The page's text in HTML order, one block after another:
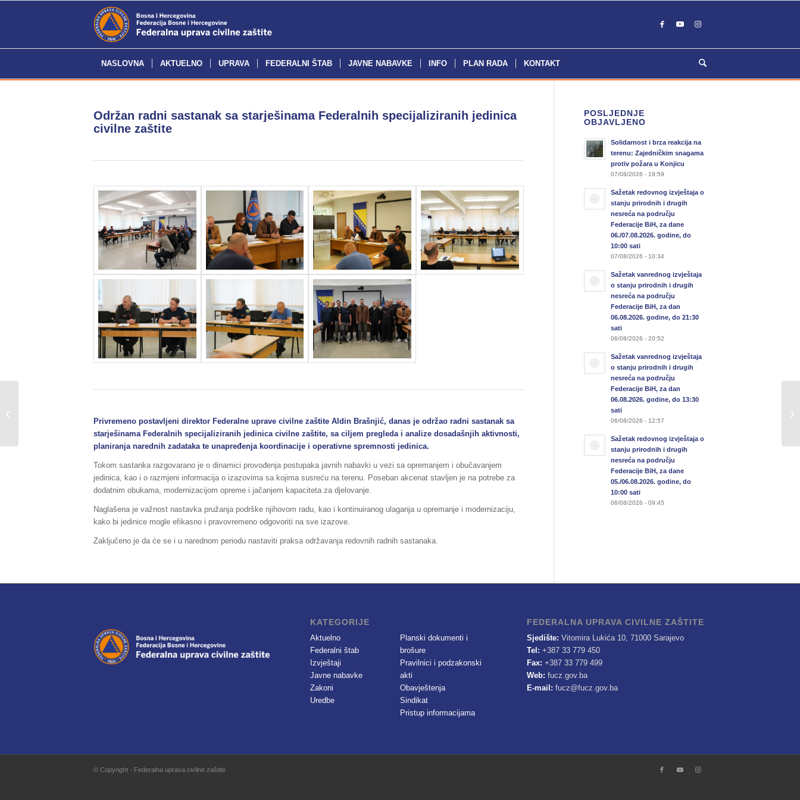
NASLOVNA AKTUELNO UPRAVA FEDERALNI ŠTAB JAVNE NABAVKE INFO PLAN RADA KONTAKT
Održan radni sastanak sa starješinama Federalnih specijaliziranih jedinica
civilne zaštite
Privremeno postavljeni direktor Federalne uprave civilne zaštite Aldin Brašnjić, danas je održao radni sastanak sa
starješinama Federalnih specijaliziranih jedinica civilne zaštite, sa ciljem pregleda i analize dosadašnjih aktivnosti,
planiranja narednih zadataka te unapređenja koordinacije i operativne spremnosti jedinica.
Tokom sastanka razgovarano je o dinamici provođenja postupaka javnih nabavki u vezi sa opremanjem i obučavanjem
jedinica, kao i o razmjeni informacija o izazovima sa kojima susreću na terenu. Poseban akcenat stavljen je na potrebe za
dodatnim obukama, modernizacijom opreme i jačanjem kapaciteta za djelovanje.
Naglašena je važnost nastavka pružanja podrške njihovom radu, kao i kontinuiranog ulaganja u opremanje i modernizaciju,
kako bi jedinice mogle efikasno i pravovremeno odgovoriti na sve izazove.
Zaključeno je da će se i u narednom periodu nastaviti praksa održavanja redovnih radnih sastanaka.
POSLJEDNJE
OBJAVLJENO
Solidarnost i brza reakcija na
terenu: Zajedničkim snagama
protiv požara u Konjicu
07/08/2026 - 19:59
Sažetak redovnog izvještaja o
stanju prirodnih i drugih
nesreća na području
Federacije BiH, za dane
06./07.08.2026. godine, do
10:00 sati
07/08/2026 - 10:34
Sažetak vanrednog izvještaja
o stanju prirodnih i drugih
nesreća na području
Federacije BiH, za dan
06.08.2026. godine, do 21:30
sati
06/08/2026 - 20:52
Sažetak vanrednog izvještaja
o stanju prirodnih i drugih
nesreća na području
Federacije BiH, za dan
06.08.2026. godine, do 13:30
sati
06/08/2026 - 12:57
Sažetak redovnog izvještaja o
stanju prirodnih i drugih
nesreća na području
Federacije BiH, za dane
05./06.08.2026. godine, do
10:00 sati
06/08/2026 - 09:45
KATEGORIJE
Aktuelno
Federalni štab
Izvještaji
Javne nabavke
Zakoni
Uredbe
Planski dokumenti i
brošure
Pravilnici i podzakonski
akti
Obavještenja
Sindikat
Pristup informacijama
FEDERALNA UPRAVA CIVILNE ZAŠTITE
Sjedište: Vitomira Lukića 10, 71000 Sarajevo
Tel: +387 33 779 450
Fax: +387 33 779 499
Web: fucz.gov.ba
E-mail: fucz@fucz.gov.ba
© Copyright - Federalna uprava civilne zaštite
nesreća na području...